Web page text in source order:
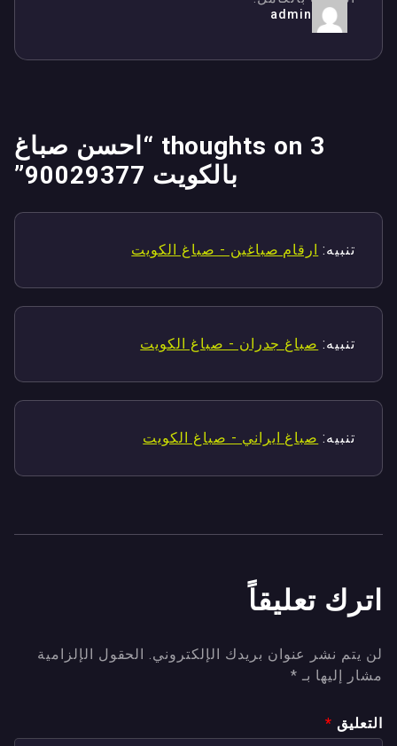
admin
3 thoughts on “
احسن صباغ
بالكويت 90029377
”
تنبيه:ارقام صباغين - صباغ الكويت
تنبيه:صباغ جدران - صباغ الكويت
تنبيه:صباغ ايراني - صباغ الكويت
اترك تعليقاً
لن يتم نشر عنوان بريدك الإلكتروني. الحقول الإلزامية
مشار إليها بـ*
التعليق*